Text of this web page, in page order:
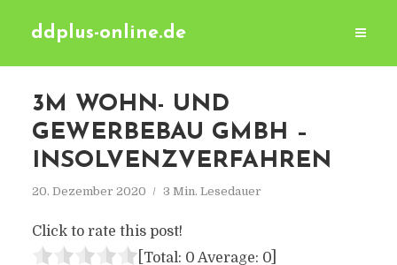
ddplus-online.de
3M WOHN- UND
GEWERBEBAU GMBH –
INSOLVENZVERFAHREN
20. Dezember 2020 3 Min. Lesedauer
Click to rate this post!
[Total: 0 Average: 0]